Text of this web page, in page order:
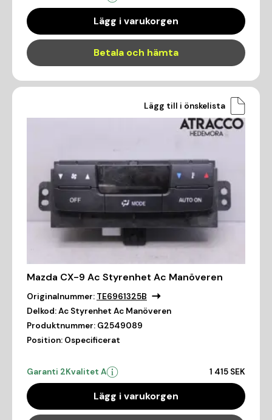
Lägg i varukorgen
Betala och hämta
Lägg till i önskelista
Mazda CX-9 Ac Styrenhet Ac Manöveren
Originalnummer: TE6961325B
Delkod:Ac Styrenhet Ac Manöveren
Produktnummer: G2549089
Position: Ospecificerat
Garanti 2Kvalitet A 1 415 SEK
Lägg i varukorgen